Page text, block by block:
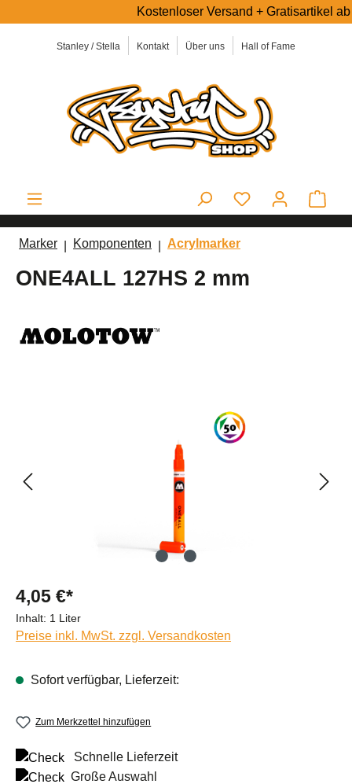
Stanley / Stella Kontakt Über uns Hall of Fame
Kostenloser Versand + Gratisartikel ab
Marker Komponenten Acrylmarker
ONE4ALL 127HS 2 mm
4,05 €*
Inhalt: 1 Liter
Preise inkl. MwSt. zzgl. Versandkosten
Sofort verfügbar, Lieferzeit:
Zum Merkzettel hinzufügen
Schnelle Lieferzeit
Große Auswahl